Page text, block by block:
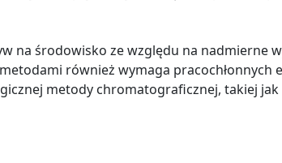
na środowisko ze względu na nadmierne
również wymaga pracochłonnych
metody chromatograficznej, takiej jak